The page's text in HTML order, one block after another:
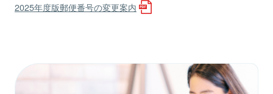
2025年度版郵便番号の変更案内